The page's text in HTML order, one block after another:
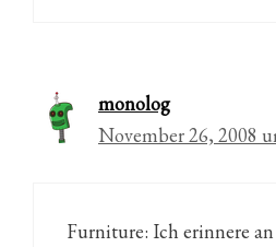
monolog
November 26, 2008
Furniture: Ich erinnere an